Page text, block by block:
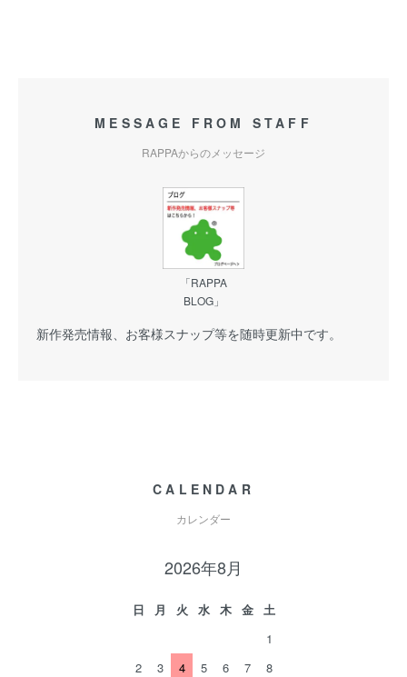
MESSAGE FROM STAFF
RAPPAからのメッセージ
「RAPPA
BLOG」
新作発売情報、お客様スナップ等を随時更新中です。
CALENDAR
カレンダー
2026年8月
日 月 火 水 木 金
土
1
2
3 4 5 6 7
8